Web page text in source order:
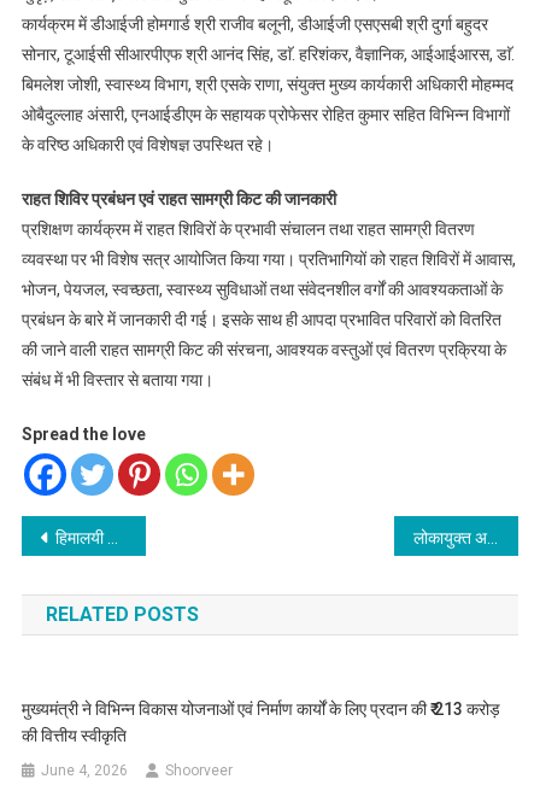
कार्यक्रम में डीआईजी होमगार्ड श्री राजीव बलूनी, डीआईजी एसएसबी श्री दुर्गा बहुदर
सोनार, टूआईसी सीआरपीएफ श्री आनंद सिंह, डाॅ. हरिशंकर, वैज्ञानिक, आईआईआरस, डाॅ.
बिमलेश जोशी, स्वास्थ्य विभाग, श्री एसके राणा, संयुक्त मुख्य कार्यकारी अधिकारी मोहम्मद
ओबैदुल्लाह अंसारी, एनआईडीएम के सहायक प्रोफेसर रोहित कुमार सहित विभिन्न विभागों
के वरिष्ठ अधिकारी एवं विशेषज्ञ उपस्थित रहे।
राहत शिविर प्रबंधन एवं राहत सामग्री किट की जानकारी
प्रशिक्षण कार्यक्रम में राहत शिविरों के प्रभावी संचालन तथा राहत सामग्री वितरण
व्यवस्था पर भी विशेष सत्र आयोजित किया गया। प्रतिभागियों को राहत शिविरों में आवास,
भोजन, पेयजल, स्वच्छता, स्वास्थ्य सुविधाओं तथा संवेदनशील वर्गों की आवश्यकताओं के
प्रबंधन के बारे में जानकारी दी गई। इसके साथ ही आपदा प्रभावित परिवारों को वितरित
की जाने वाली राहत सामग्री किट की संरचना, आवश्यक वस्तुओं एवं वितरण प्रक्रिया के
संबंध में भी विस्तार से बताया गया।
Spread the love
Post
navigation
हिमालयी राज्यों के लिए जलवायु परिवर्तन, पारिस्थितिकी संरक्षण और आपदा प्रबंधन पर विशेष नीति समर्थन की पैरवी लोकायुक्त अध्यक्ष एवं सदस्यों के चयन हेतु खोजबीन समिति का गठन
RELATED POSTS
मुख्यमंत्री ने विभिन्न विकास योजनाओं एवं निर्माण कार्यों के लिए प्रदान की ₹ 213 करोड़
की वित्तीय स्वीकृति
June 4, 2026 Shoorveer